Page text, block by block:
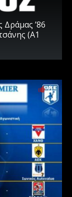
’86
(Α1
0